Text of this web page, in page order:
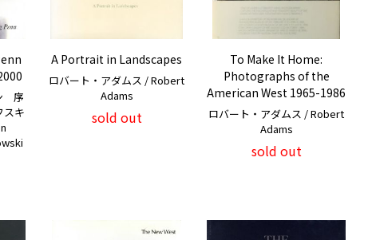
序
スキ
A Portrait in Landscapes
ロバート・アダムス / Robert
Adams
sold out
To Make It Home:
Photographs of the
American West 1965-1986
ロバート・アダムス / Robert
Adams
sold out